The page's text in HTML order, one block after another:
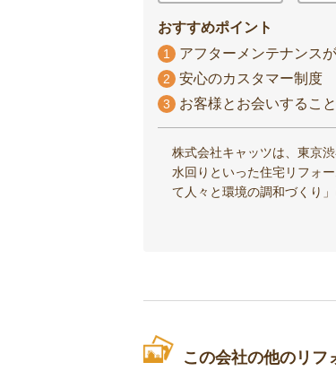
おすすめポイント
1 アフターメンテナンス
2 安心のカスタマー制度
3 お客様とお会いするこ
株式会社キャッツは、東京
水回りといった住宅リフォ
て人々と環境の調和づくり
この会社の他のリフ